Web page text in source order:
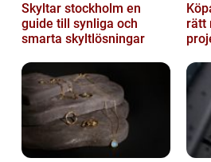
Skyltar stockholm en
guide till synliga och
smarta skyltlösningar
Köpa
rätt